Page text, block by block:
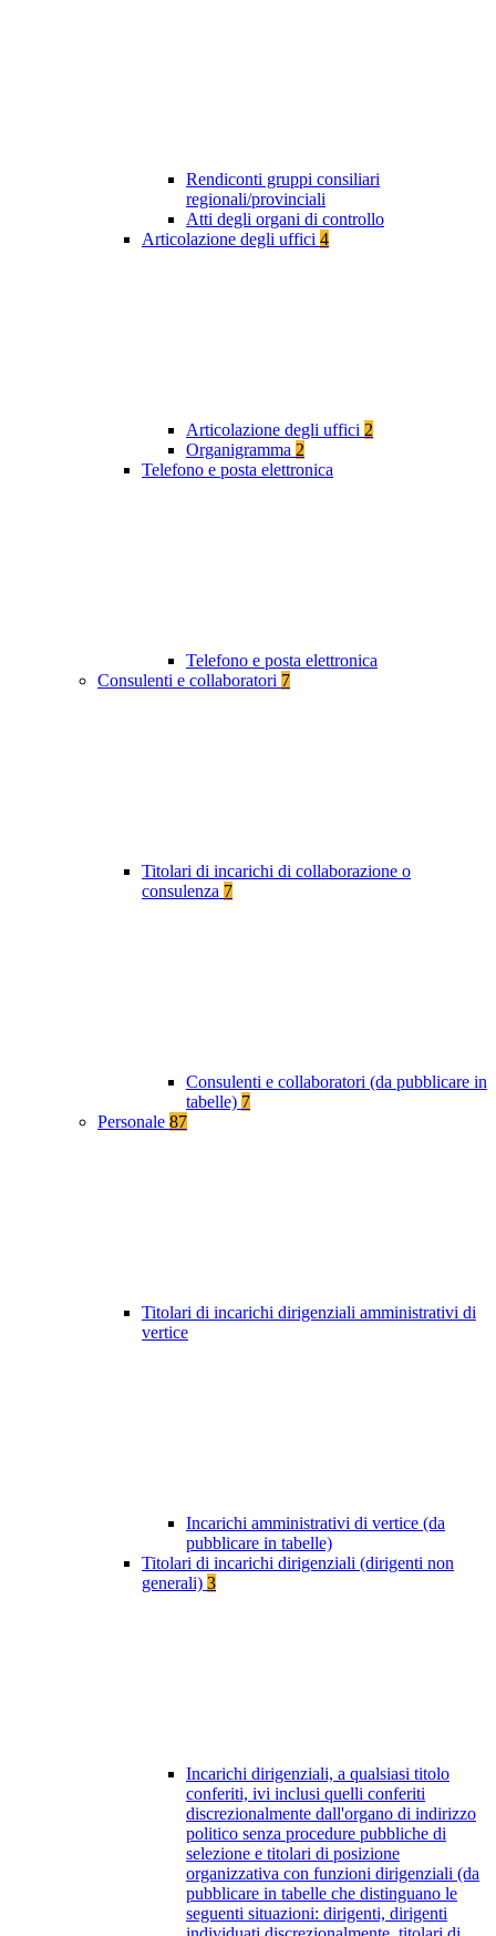
Rendiconti gruppi consiliari
regionali/provinciali
Atti degli organi di controllo
Articolazione degli uffici 4
Articolazione degli uffici 2
Organigramma 2
Telefono e posta elettronica
Telefono e posta elettronica
Consulenti e collaboratori 7
Titolari di incarichi di collaborazione o
consulenza 7
Consulenti e collaboratori (da pubblicare in
tabelle) 7
Personale 87
Titolari di incarichi dirigenziali amministrativi di
vertice
Incarichi amministrativi di vertice (da
pubblicare in tabelle)
Titolari di incarichi dirigenziali (dirigenti non
generali) 3
Incarichi dirigenziali, a qualsiasi titolo
conferiti, ivi inclusi quelli conferiti
discrezionalmente dall'organo di indirizzo
politico senza procedure pubbliche di
selezione e titolari di posizione
organizzativa con funzioni dirigenziali (da
pubblicare in tabelle che distinguano le
seguenti situazioni: dirigenti, dirigenti